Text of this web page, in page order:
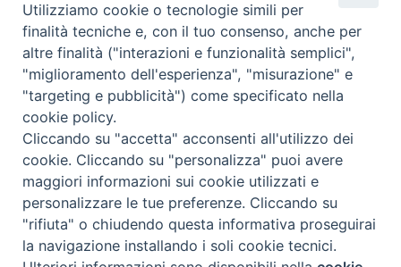
Piazza Duomo, 11 - 27100 Pavia - Tel. 0382.386511 - Fax
0382.386525 -servizigenerali@diocesi.pavia.it -Privacy policy
Twitter
Utilizziamo cookie o tecnologie simili per
finalità tecniche e, con il tuo consenso, anche per
altre finalità ("interazioni e funzionalità semplici",
"miglioramento dell'esperienza", "misurazione" e
"targeting e pubblicità") come specificato nella
cookie policy.
Cliccando su "accetta" acconsenti all'utilizzo dei
cookie. Cliccando su "personalizza" puoi avere
maggiori informazioni sui cookie utilizzati e
personalizzare le tue preferenze. Cliccando su
"rifiuta" o chiudendo questa informativa proseguirai
la navigazione installando i soli cookie tecnici.